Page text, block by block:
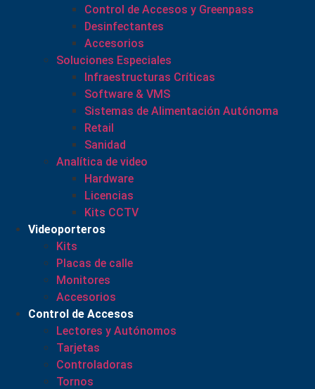
Control de Accesos y Greenpass
Desinfectantes
Accesorios
Soluciones Especiales
Infraestructuras Críticas
Software & VMS
Sistemas de Alimentación Autónoma
Retail
Sanidad
Analítica de video
Hardware
Licencias
Kits CCTV
Videoporteros
Kits
Placas de calle
Monitores
Accesorios
Control de Accesos
Lectores y Autónomos
Tarjetas
Controladoras
Tornos